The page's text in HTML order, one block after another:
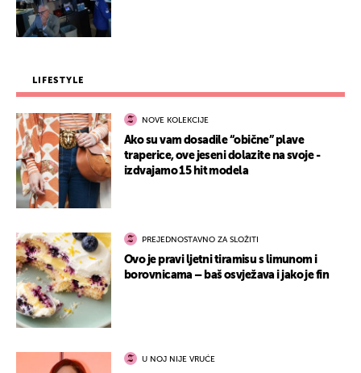
LIFESTYLE
NOVE KOLEKCIJE
Ako su vam dosadile “obične” plave
traperice, ove jeseni dolazite na svoje -
izdvajamo 15 hit modela
PREJEDNOSTAVNO ZA SLOŽITI
Ovo je pravi ljetni tiramisu s limunom i
borovnicama – baš osvježava i jako je fin
U NOJ NIJE VRUĆE